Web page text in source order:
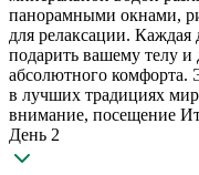
панорамными окнами,
для релаксации. Каждая
подарить вашему телу
абсолютного комфорта.
в лучших традициях
внимание, посещение
День 2